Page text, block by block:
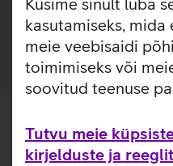
kasutamiseks,
meie veebisaidi
toimimiseks või
soovitud teenuse
Tutvu meie
kirjelduste ja
registreerimiseks_EST